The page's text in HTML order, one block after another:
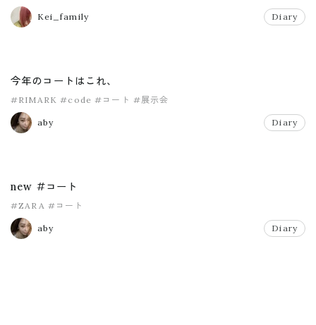
Kei_family Diary
今年のコートはこれ、
#RIMARK #code #コート #展示会
aby Diary
new #コート
#ZARA #コート
aby Diary